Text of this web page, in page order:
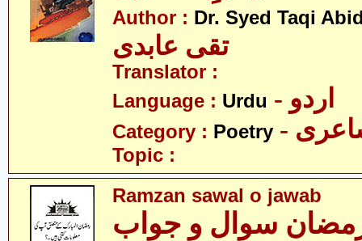
Author : Dr. Syed Taqi
تقی عابدی
Translator :
Language : Urdu - اردو
Category : Poetry
Topic :
Ramzan sawal o jawab
سوال و جواب